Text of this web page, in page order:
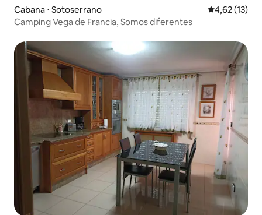
Cabana ⋅ Sotoserrano 4,62 de uma
4,62 (13)
Camping Vega de Francia, Somos diferentes